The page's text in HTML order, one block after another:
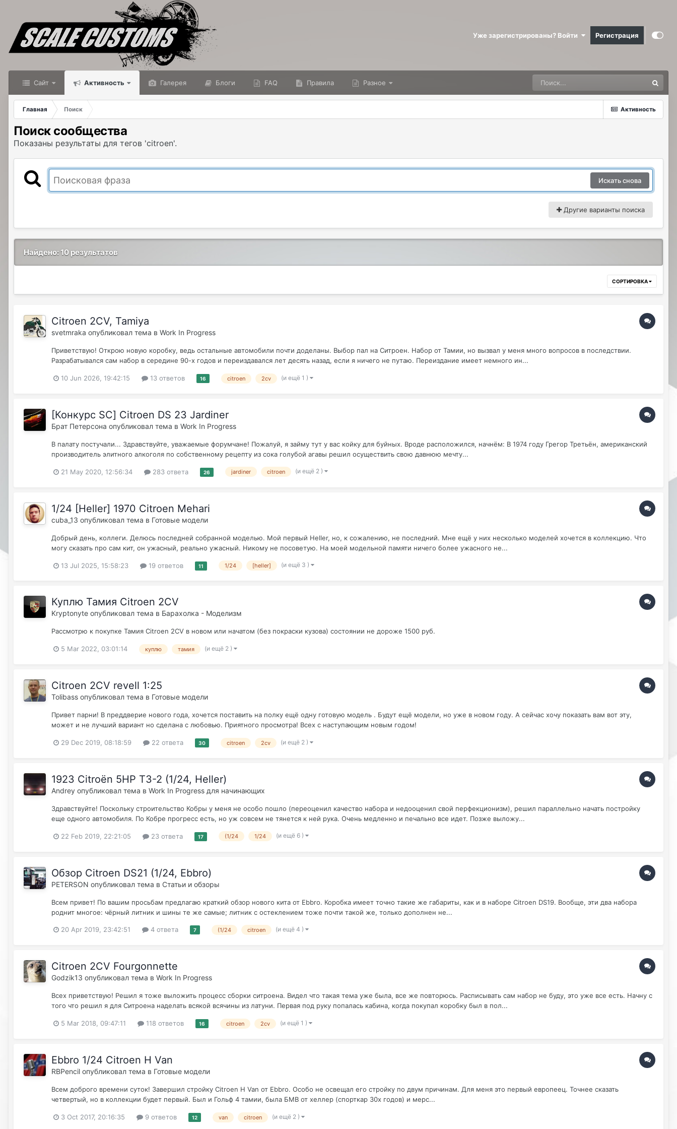
Уже зарегистрированы? Войти Регистрация
Сайт Активность Галерея Блоги FAQ Правила Разное
Активность
Главная Поиск
Поиск сообщества
Показаны результаты для тегов 'citroen'.
Искать снова
Другие варианты поиска
Найдено: 10 результатов
СОРТИРОВКА
Citroen 2CV, Tamiya
svetmraka опубликовал тема в Work In Progress
Приветствую! Открою новую коробку, ведь остальные автомобили почти доделаны. Выбор пал на Ситроен. Набор от Тамии, но вызвал у меня много вопросов в последствии.
Разрабатывался сам набор в середине 90-х годов и переиздавался лет десять назад, если я ничего не путаю. Переиздание имеет немного ин...
10 Jun 2026, 19:42:15 13 ответов 16 citroen 2cv (и ещё 1 )
[Конкурс SC] Citroen DS 23 Jardiner
Брат Петерсона опубликовал тема в Work In Progress
В палату постучали... Здравствуйте, уважаемые форумчане! Пожалуй, я займу тут у вас койку для буйных. Вроде расположился, начнём: В 1974 году Грегор Третьён, американский
производитель элитного алкоголя по собственному рецепту из сока голубой агавы решил осуществить свою давнюю мечту...
21 May 2020, 12:56:34 283 ответа 26 jardiner citroen (и ещё 2 )
1/24 [Heller] 1970 Citroen Mehari
cuba_13 опубликовал тема в Готовые модели
Добрый день, коллеги. Делюсь последней собранной моделью. Мой первый Heller, но, к сожалению, не последний. Мне ещё у них несколько моделей хочется в коллекцию. Что
могу сказать про сам кит, он ужасный, реально ужасный. Никому не посоветую. На моей модельной памяти ничего более ужасного не...
13 Jul 2025, 15:58:23 19 ответов 11 1/24 [heller] (и ещё 3 )
Куплю Тамия Citroen 2CV
Kryptonyte опубликовал тема в Барахолка - Моделизм
Рассмотрю к покупке Тамия Citroen 2CV в новом или начатом (без покраски кузова) состоянии не дороже 1500 руб.
5 Mar 2022, 03:01:14 куплю тамия (и ещё 2 )
Citroen 2CV revell 1:25
Tolibass опубликовал тема в Готовые модели
Привет парни! В преддверие нового года, хочется поставить на полку ещё одну готовую модель . Будут ещё модели, но уже в новом году. А сейчас хочу показать вам вот эту,
может и не лучший вариант но сделана с любовью. Приятного просмотра! Всех с наступающим новым годом!
29 Dec 2019, 08:18:59 22 ответа 30 citroen 2cv (и ещё 2 )
1923 Citroën 5HP T3-2 (1/24, Heller)
Andrey опубликовал тема в Work In Progress для начинающих
Здравствуйте! Поскольку строительство Кобры у меня не особо пошло (переоценил качество набора и недооценил свой перфекционизм), решил параллельно начать постройку
еще одного автомобиля. По Кобре прогресс есть, но уж совсем не тянется к ней рука. Очень медленно и печально все идет. Позже выложу...
22 Feb 2019, 22:21:05 23 ответа 17 (1/24 1/24 (и ещё 6 )
Обзор Citroen DS21 (1/24, Ebbro)
PETERSON опубликовал тема в Статьи и обзоры
Всем привет! По вашим просьбам предлагаю краткий обзор нового кита от Ebbro. Коробка имеет точно такие же габариты, как и в наборе Citroen DS19. Вообще, эти два набора
роднит многое: чёрный литник и шины те же самые; литник с остеклением тоже почти такой же, только дополнен не...
20 Apr 2019, 23:42:51 4 ответа 7 (1/24 citroen (и ещё 4 )
Citroen 2CV Fourgonnette
Godzik13 опубликовал тема в Work In Progress
Всех приветствую! Решил я тоже выложить процесс сборки ситроена. Видел что такая тема уже была, все же повторюсь. Расписывать сам набор не буду, это уже все есть. Начну с
того что решил я для Ситроена наделать всякой всячины из латуни. Первая под руку попалась кабина, когда покупал коробку был в пол...
5 Mar 2018, 09:47:11 118 ответов 16 citroen 2cv (и ещё 1 )
Ebbro 1/24 Citroen H Van
RBPencil опубликовал тема в Готовые модели
Всем доброго времени суток! Завершил стройку Citroen H Van от Ebbro. Особо не освещал его стройку по двум причинам. Для меня это первый европеец. Точнее сказать
четвертый, но в коллекции будет первый. Был и Гольф 4 тамии, была БМВ от хеллер (спорткар 30х годов) и мерс...
3 Oct 2017, 20:16:35 9 ответов 12 van citroen (и ещё 2 )